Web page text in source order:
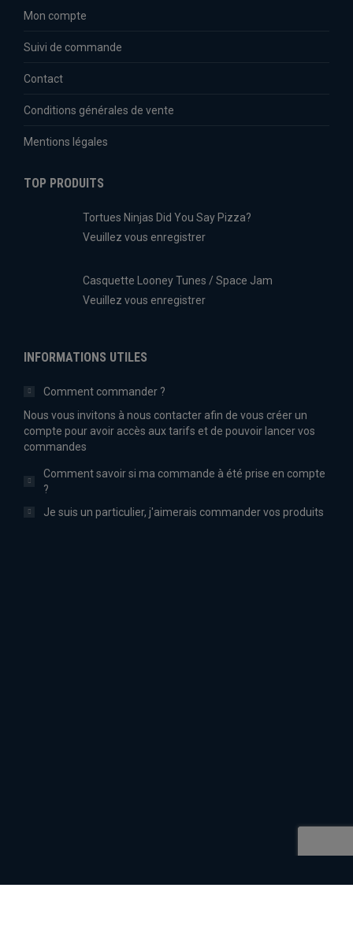
Mon compte
Suivi de commande
Contact
Conditions générales de vente
Mentions légales
TOP PRODUITS
Tortues Ninjas Did You Say Pizza?
Veuillez vous enregistrer
Casquette Looney Tunes / Space Jam
Veuillez vous enregistrer
INFORMATIONS UTILES
Comment commander ?
Nous vous invitons à nous contacter afin de vous créer un
compte pour avoir accès aux tarifs et de pouvoir lancer vos
commandes
Comment savoir si ma commande à été prise en compte
?
Je suis un particulier, j'aimerais commander vos produits